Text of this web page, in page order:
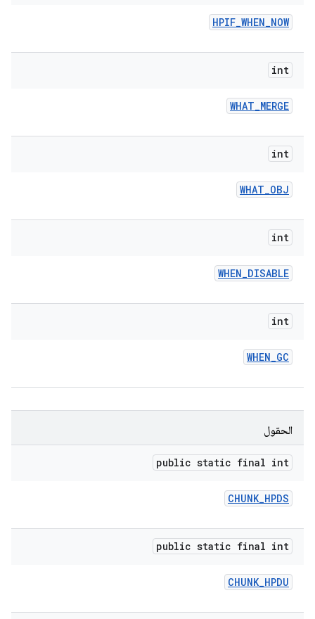
HPIF_WHEN_NOW
int
WHAT_MERGE
int
WHAT_OBJ
int
WHEN_DISABLE
int
WHEN_GC
الحقول
public static final int
CHUNK_HPDS
public static final int
CHUNK_HPDU